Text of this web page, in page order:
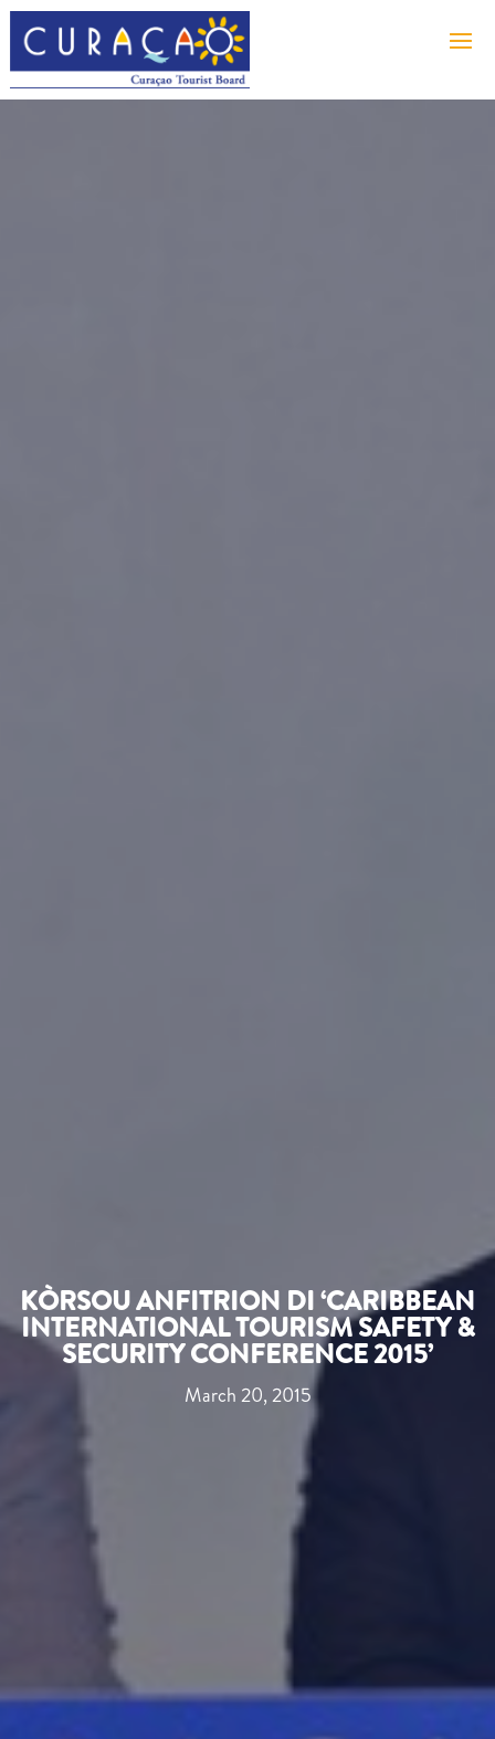
KÒRSOU ANFITRION DI ‘CARIBBEAN
INTERNATIONAL TOURISM SAFETY &
SECURITY CONFERENCE 2015’
March 20, 2015